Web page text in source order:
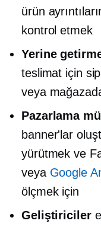
ürün
kontrol etmek
Yerine
teslimat için
veya
Pazarlama
banner'lar
yürütmek ve
veya Google
ölçmek için
Geliştiriciler